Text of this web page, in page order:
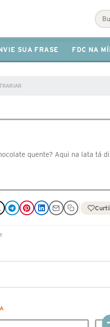
SUA FRASE FDC NA
quente? Aqui na lata tá